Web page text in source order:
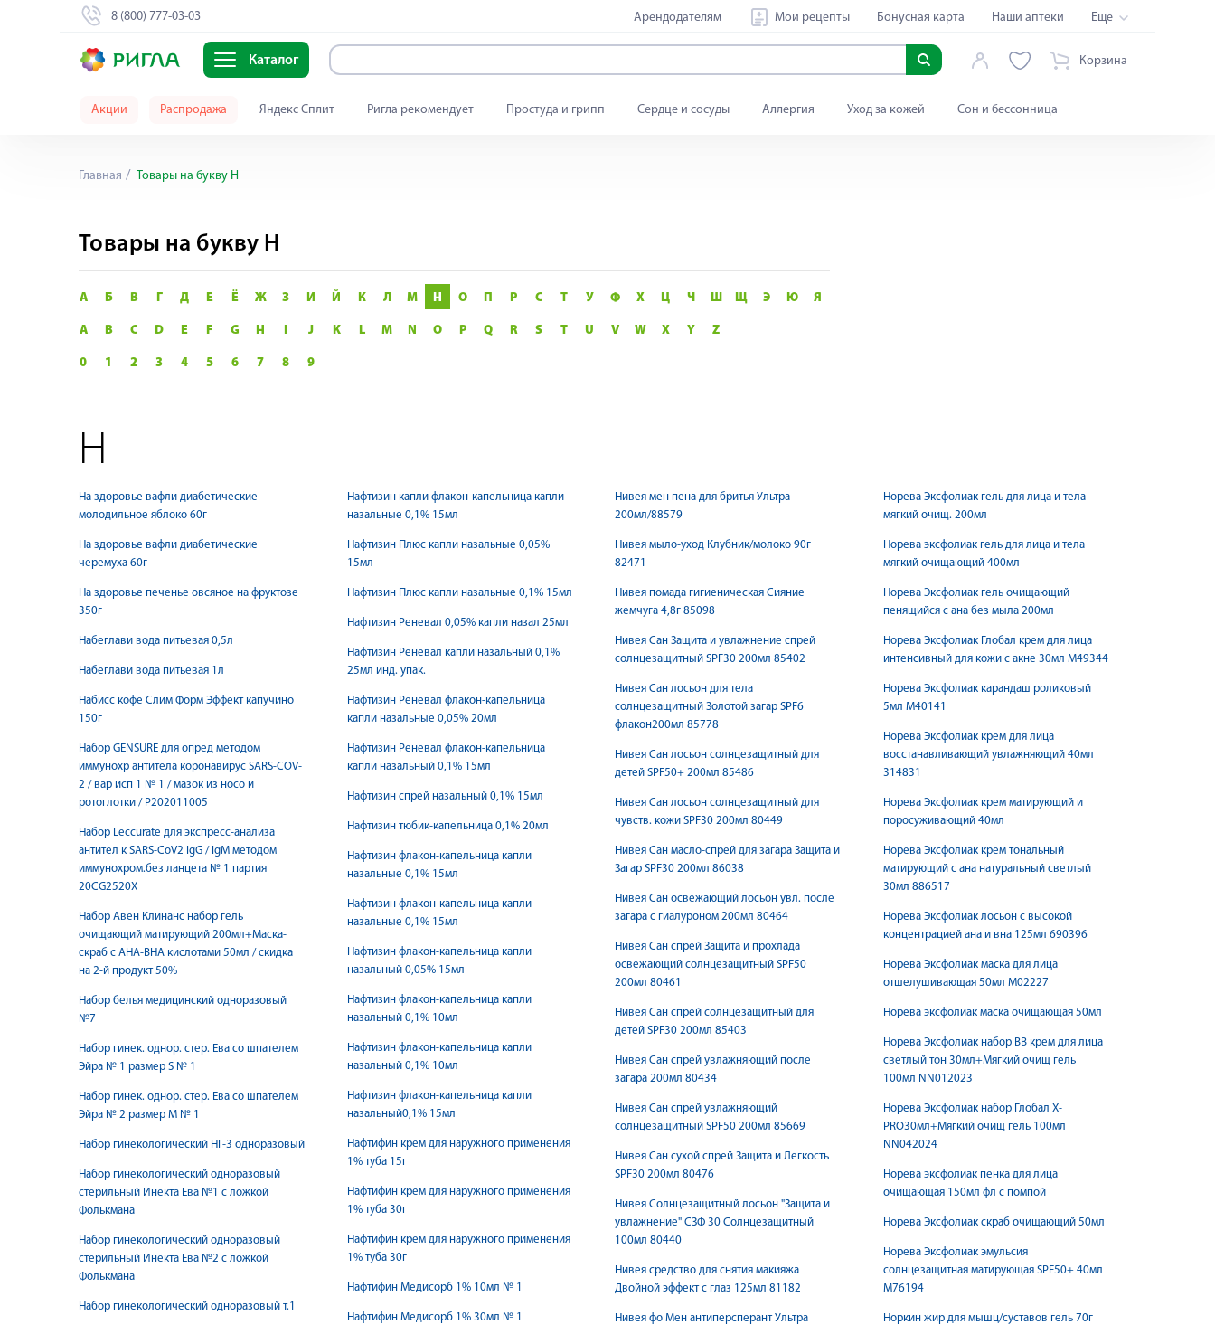
8 (800) 777-03-03 Арендодателям Мои рецепты Бонусная карта Наши аптеки Еще
Каталог Корзина
Акции Распродажа Яндекс Сплит Ригла рекомендует Простуда и грипп Сердце и сосуды Аллергия Уход за кожей Сон и бессонница
Главная Товары на букву Н
Товары на букву Н
А Б В Г Д Е Ё Ж З И Й К Л М Н О П Р С Т У Ф Х Ц Ч Ш Щ Э Ю Я
A B C D E F G H I J K L M N O P Q R S T U V W X Y Z
0 1 2 3 4 5 6 7 8 9
Н
На здоровье вафли диабетические
молодильное яблоко 60г
На здоровье вафли диабетические
черемуха 60г
На здоровье печенье овсяное на фруктозе
350г
Набеглави вода питьевая 0,5л
Набеглави вода питьевая 1л
Набисс кофе Слим Форм Эффект капучино
150г
Набор GENSURE для опред методом
иммунохр антитела коронавирус SARS-COV-
2 / вар исп 1 № 1 / мазок из носо и
ротоглотки / P202011005
Набор Leccurate для экспресс-анализа
антител к SARS-CoV2 IgG / IgM методом
иммунохром.без ланцета № 1 партия
20CG2520X
Набор Авен Клинанс набор гель
очищающий матирующий 200мл+Маска-
скраб с AHA-BHA кислотами 50мл / скидка
на 2-й продукт 50%
Набор белья медицинский одноразовый
№7
Набор гинек. однор. стер. Ева со шпателем
Эйра № 1 размер S № 1
Набор гинек. однор. стер. Ева со шпателем
Эйра № 2 размер М № 1
Набор гинекологический НГ-3 одноразовый
Набор гинекологический одноразовый
стерильный Инекта Ева №1 с ложкой
Фолькмана
Набор гинекологический одноразовый
стерильный Инекта Ева №2 с ложкой
Фолькмана
Набор гинекологический одноразовый т.1
Нафтизин капли флакон-капельница капли
назальные 0,1% 15мл
Нафтизин Плюс капли назальные 0,05%
15мл
Нафтизин Плюс капли назальные 0,1% 15мл
Нафтизин Реневал 0,05% капли назал 25мл
Нафтизин Реневал капли назальный 0,1%
25мл инд. упак.
Нафтизин Реневал флакон-капельница
капли назальные 0,05% 20мл
Нафтизин Реневал флакон-капельница
капли назальный 0,1% 15мл
Нафтизин спрей назальный 0,1% 15мл
Нафтизин тюбик-капельница 0,1% 20мл
Нафтизин флакон-капельница капли
назальные 0,1% 15мл
Нафтизин флакон-капельница капли
назальные 0,1% 15мл
Нафтизин флакон-капельница капли
назальный 0,05% 15мл
Нафтизин флакон-капельница капли
назальный 0,1% 10мл
Нафтизин флакон-капельница капли
назальный 0,1% 10мл
Нафтизин флакон-капельница капли
назальный0,1% 15мл
Нафтифин крем для наружного применения
1% туба 15г
Нафтифин крем для наружного применения
1% туба 30г
Нафтифин крем для наружного применения
1% туба 30г
Нафтифин Медисорб 1% 10мл № 1
Нафтифин Медисорб 1% 30мл № 1
Нивея мен пена для бритья Ультра
200мл/88579
Нивея мыло-уход Клубник/молоко 90г
82471
Нивея помада гигиеническая Сияние
жемчуга 4,8г 85098
Нивея Сан Защита и увлажнение спрей
солнцезащитный SPF30 200мл 85402
Нивея Сан лосьон для тела
солнцезащитный Золотой загар SPF6
флакон200мл 85778
Нивея Сан лосьон солнцезащитный для
детей SPF50+ 200мл 85486
Нивея Сан лосьон солнцезащитный для
чувств. кожи SPF30 200мл 80449
Нивея Сан масло-спрей для загара Защита и
Загар SPF30 200мл 86038
Нивея Сан освежающий лосьон увл. после
загара с гиалуроном 200мл 80464
Нивея Сан спрей Защита и прохлада
освежающий солнцезащитный SPF50
200мл 80461
Нивея Сан спрей солнцезащитный для
детей SPF30 200мл 85403
Нивея Сан спрей увлажняющий после
загара 200мл 80434
Нивея Сан спрей увлажняющий
солнцезащитный SPF50 200мл 85669
Нивея Сан сухой спрей Защита и Легкость
SPF30 200мл 80476
Нивея Солнцезащитный лосьон "Защита и
увлажнение" СЗФ 30 Солнцезащитный
100мл 80440
Нивея средство для снятия макияжа
Двойной эффект с глаз 125мл 81182
Нивея фо Мен антиперсперант Ультра
Норева Эксфолиак гель для лица и тела
мягкий очищ. 200мл
Норева эксфолиак гель для лица и тела
мягкий очищающий 400мл
Норева Эксфолиак гель очищающий
пенящийся с ана без мыла 200мл
Норева Эксфолиак Глобал крем для лица
интенсивный для кожи с акне 30мл M49344
Норева Эксфолиак карандаш роликовый
5мл М40141
Норева Эксфолиак крем для лица
восстанавливающий увлажняющий 40мл
314831
Норева Эксфолиак крем матирующий и
поросуживающий 40мл
Норева Эксфолиак крем тональный
матирующий с ана натуральный светлый
30мл 886517
Норева Эксфолиак лосьон с высокой
концентрацией ана и вна 125мл 690396
Норева Эксфолиак маска для лица
отшелушивающая 50мл М02227
Норева эксфолиак маска очищающая 50мл
Норева Эксфолиак набор ВВ крем для лица
светлый тон 30мл+Мягкий очищ гель
100мл NN012023
Норева Эксфолиак набор Глобал X-
PRO30мл+Мягкий очищ гель 100мл
NN042024
Норева эксфолиак пенка для лица
очищающая 150мл фл с помпой
Норева Эксфолиак скраб очищающий 50мл
Норева Эксфолиак эмульсия
солнцезащитная матирующая SPF50+ 40мл
М76194
Норкин жир для мышц/суставов гель 70г